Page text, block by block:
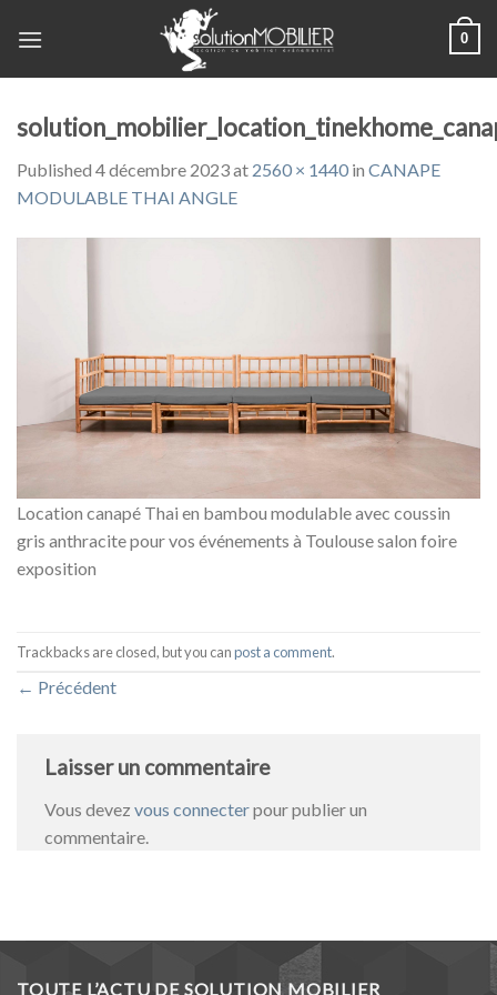
0
Published 4 décembre 2023at 2560 × 1440 in CANAPE
MODULABLE THAI ANGLE
Location canapé Thai en bambou modulable avec coussin
gris anthracite pour vos événements à Toulouse salon foire
exposition
Trackbacks are closed, but you canpost a comment.
← Précédent
Laisser un commentaire
Vous devez vous connecterpour publier un
commentaire.
TOUTE L’ACTU DE SOLUTION MOBILIER